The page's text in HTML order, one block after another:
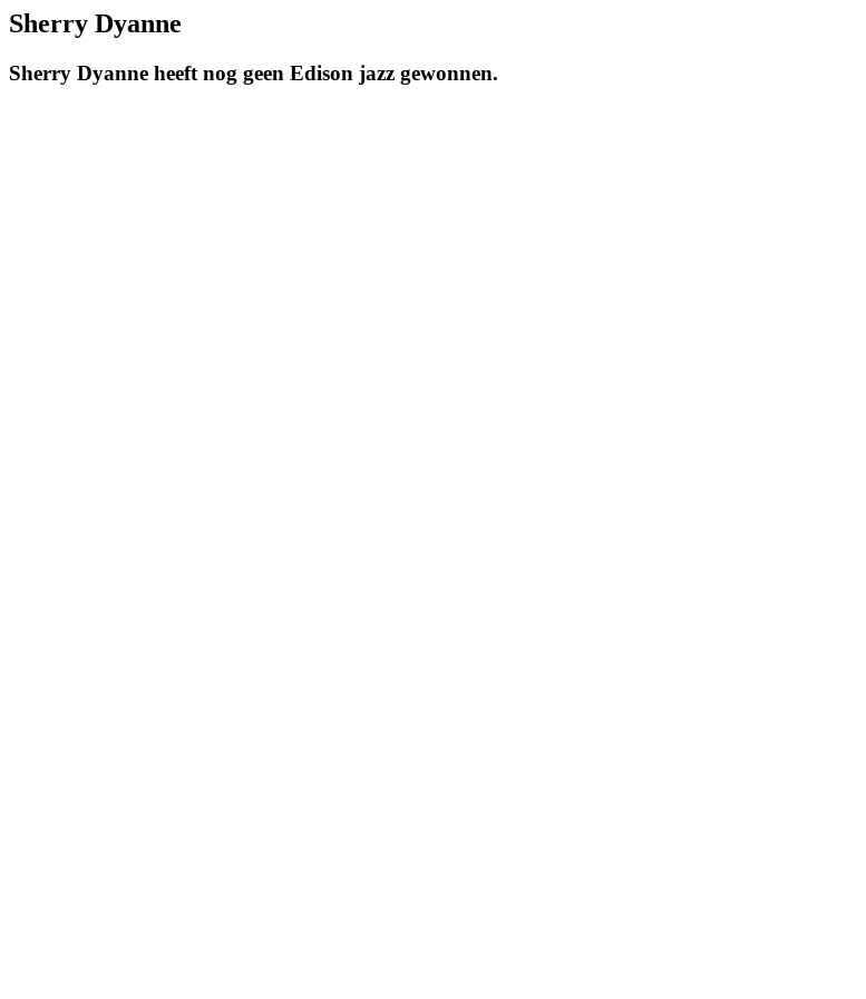
Sherry Dyanne
Sherry Dyanne heeft nog geen Edison jazz gewonnen.